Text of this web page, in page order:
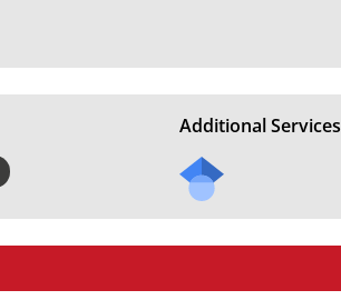
Additional Services